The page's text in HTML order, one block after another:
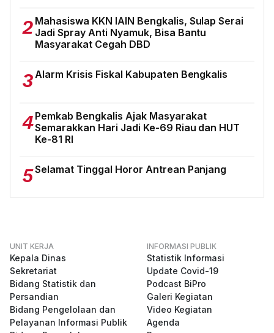
2 Mahasiswa KKN IAIN Bengkalis, Sulap Serai
Jadi Spray Anti Nyamuk, Bisa Bantu
Masyarakat Cegah DBD
3 Alarm Krisis Fiskal Kabupaten Bengkalis
4Pemkab Bengkalis Ajak Masyarakat
Semarakkan Hari Jadi Ke-69 Riau dan HUT
Ke-81 RI
5Selamat Tinggal Horor Antrean Panjang
UNIT KERJA
Kepala Dinas
Sekretariat
Bidang Statistik dan
Persandian
Bidang Pengelolaan dan
Pelayanan Informasi Publik
INFORMASI PUBLIK
Statistik Informasi
Update Covid-19
Podcast BiPro
Galeri Kegiatan
Video Kegiatan
Agenda